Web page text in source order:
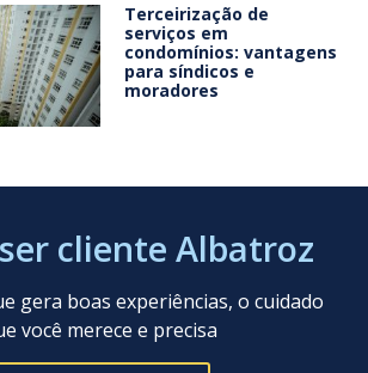
Terceirização de
serviços em
condomínios: vantagens
para síndicos e
moradores
cliente Albatroz
gera boas experiências, o cuidado
você merece e precisa